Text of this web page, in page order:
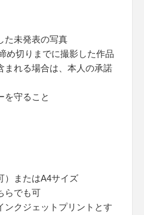
た未発表の写真
め切りまでに撮影した作品
れる場合は、本人の承諾
を守ること
）またはA4サイズ
らでも可
クジェットプリントとす